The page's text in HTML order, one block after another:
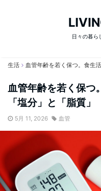
日々の暮ら
生活 血管年齢を若く保つ。食生
血管年齢を若く保つ
「塩分」と「脂質」
5月 11, 2026 血管